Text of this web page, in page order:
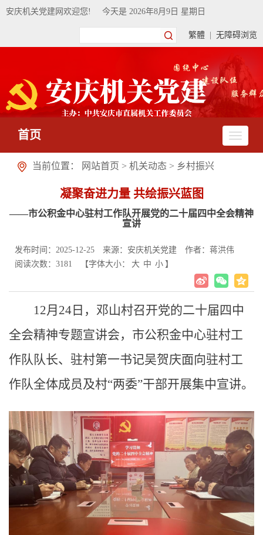
安庆机关党建网欢迎您! 今天是 2026年8月9日 星期日
繁體 无障碍浏览
首页
当前位置： 网站首页 > 机关动态 > 乡村振兴
凝聚奋进力量 共绘振兴蓝图
——市公积金中心驻村工作队开展党的二十届四中全会精神
宣讲
发布时间：2025-12-25 来源：安庆机关党建
作者：蒋洪伟
阅读次数： 3181 【字体大小： 大 中 小 】
12月24日，邓山村召开党的二十届四中
全会精神专题宣讲会，市公积金中心驻村工
作队队长、驻村第一书记吴贺庆面向驻村工
作队全体成员及村“两委”干部开展集中宣讲。